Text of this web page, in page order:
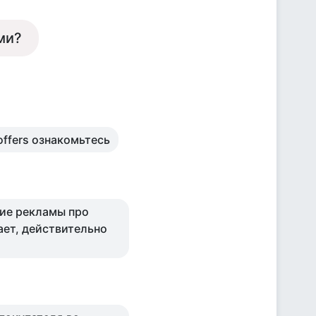
ознакомьтесь
рекламы про
действительно